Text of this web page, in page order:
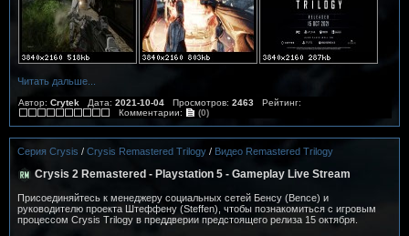
Читать дальше...
Автор: Crytek Дата: 2021-10-04 Просмотров: 2463 Рейтинг:
Комментарии:
(0)
Серия Crysis / Crysis Remastered Trilogy / Видео Remastered Trilogy
Crysis 2 Remastered - Playstation 5 - Gameplay Live Stream
Присоединяйтесь к менеджеру социальных сетей Бенсу (Bence) и
руководителю проекта Штеффену (Steffen), чтобы познакомиться с игровым
процессом Crysis Trilogy в преддверии предстоящего релиза 15 октября.